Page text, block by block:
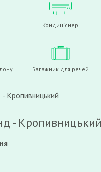
Кондиціонер
Багажник для речей
- Кропивницький